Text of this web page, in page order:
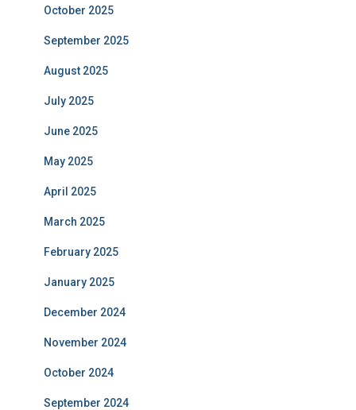
October 2025
September 2025
August 2025
July 2025
June 2025
May 2025
April 2025
March 2025
February 2025
January 2025
December 2024
November 2024
October 2024
September 2024